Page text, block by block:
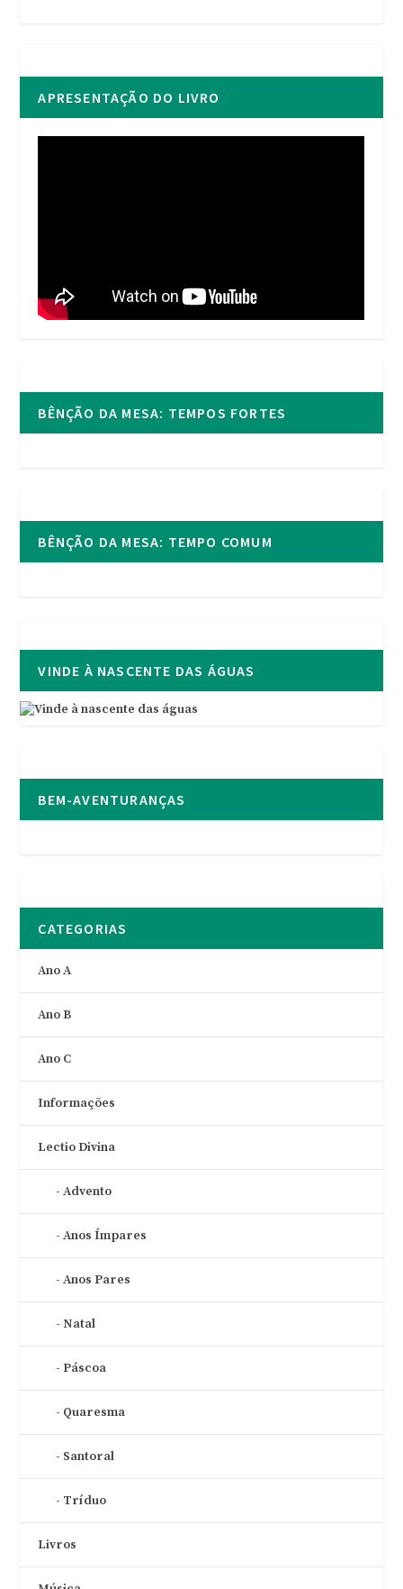
APRESENTAÇÃO DO LIVRO
BÊNÇÃO DA MESA: TEMPOS FORTES
BÊNÇÃO DA MESA: TEMPO COMUM
VINDE À NASCENTE DAS ÁGUAS
BEM-AVENTURANÇAS
CATEGORIAS
Ano A
Ano B
Ano C
Informações
Lectio Divina
Advento
Anos Ímpares
Anos Pares
Natal
Páscoa
Quaresma
Santoral
Tríduo
Livros